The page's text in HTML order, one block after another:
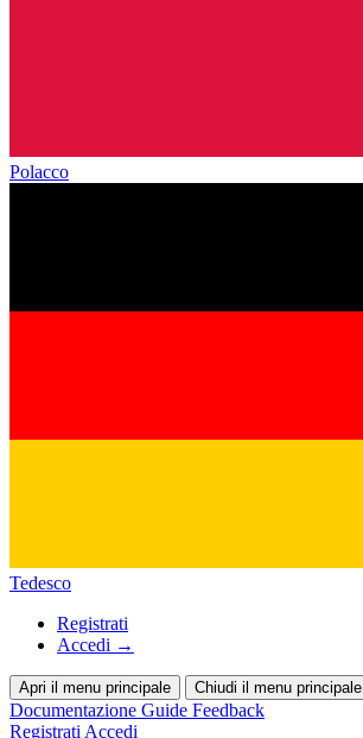
Polacco
Tedesco
Registrati
Accedi →
Apri il menu principale Chiudi il menu principale
Documentazione Guide Feedback
Registrati Accedi